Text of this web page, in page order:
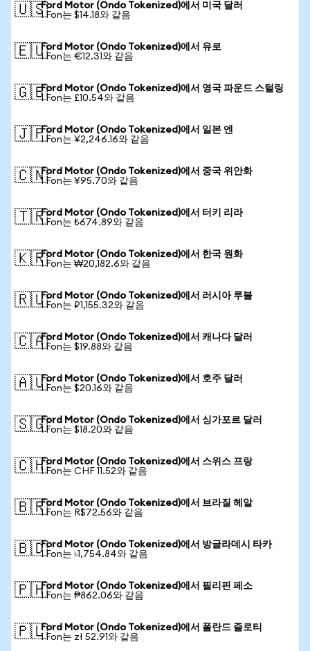
🇺🇸Ford Motor (Ondo Tokenized)에서 미국 달러
1 Fon는 $14.18와 같음
🇪🇺Ford Motor (Ondo Tokenized)에서 유로
1 Fon는 €12.31와 같음
🇬🇧Ford Motor (Ondo Tokenized)에서 영국 파운드 스털링
1 Fon는 £10.54와 같음
🇯🇵Ford Motor (Ondo Tokenized)에서 일본 엔
1 Fon는 ¥2,246.16와 같음
🇨🇳Ford Motor (Ondo Tokenized)에서 중국 위안화
1 Fon는 ¥95.70와 같음
🇹🇷Ford Motor (Ondo Tokenized)에서 터키 리라
1 Fon는 ₺674.89와 같음
🇰🇷Ford Motor (Ondo Tokenized)에서 한국 원화
1 Fon는 ₩20,182.6와 같음
🇷🇺Ford Motor (Ondo Tokenized)에서 러시아 루블
1 Fon는 ₽1,155.32와 같음
🇨🇦Ford Motor (Ondo Tokenized)에서 캐나다 달러
1 Fon는 $19.88와 같음
🇦🇺Ford Motor (Ondo Tokenized)에서 호주 달러
1 Fon는 $20.16와 같음
🇸🇬Ford Motor (Ondo Tokenized)에서 싱가포르 달러
1 Fon는 $18.20와 같음
🇨🇭Ford Motor (Ondo Tokenized)에서 스위스 프랑
1 Fon는 CHF 11.52와 같음
🇧🇷Ford Motor (Ondo Tokenized)에서 브라질 헤알
1 Fon는 R$72.56와 같음
🇧🇩Ford Motor (Ondo Tokenized)에서 방글라데시 타카
1 Fon는 ৳1,754.84와 같음
🇵🇭Ford Motor (Ondo Tokenized)에서 필리핀 페소
1 Fon는 ₱862.06와 같음
🇵🇱Ford Motor (Ondo Tokenized)에서 폴란드 즐로티
1 Fon는 zł 52.91와 같음